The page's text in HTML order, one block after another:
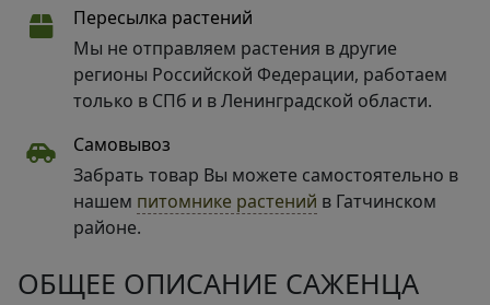
Пересылка растений
Мы не отправляем растения в другие
регионы Российской Федерации, работаем
только в СПб и в Ленинградской области.
Самовывоз
Забрать товар Вы можете самостоятельно в
нашем питомнике растений в Гатчинском
районе.
ОБЩЕЕ ОПИСАНИЕ САЖЕНЦА